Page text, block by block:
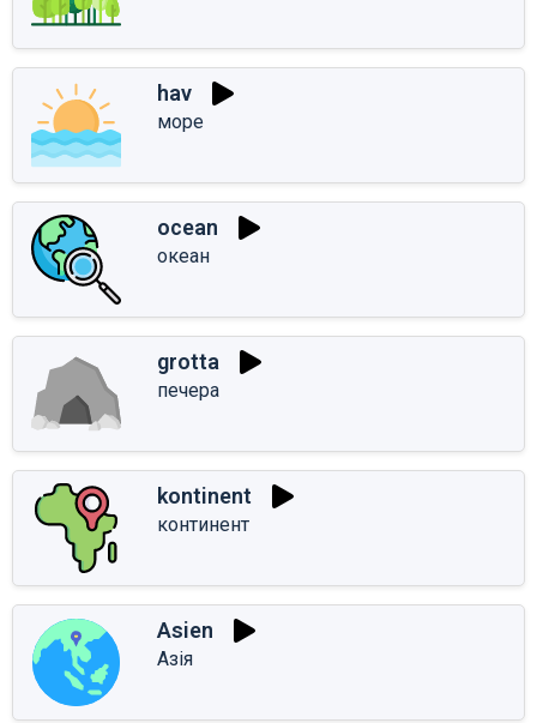
hav
море
ocean
океан
grotta
печера
kontinent
континент
Asien
Азія